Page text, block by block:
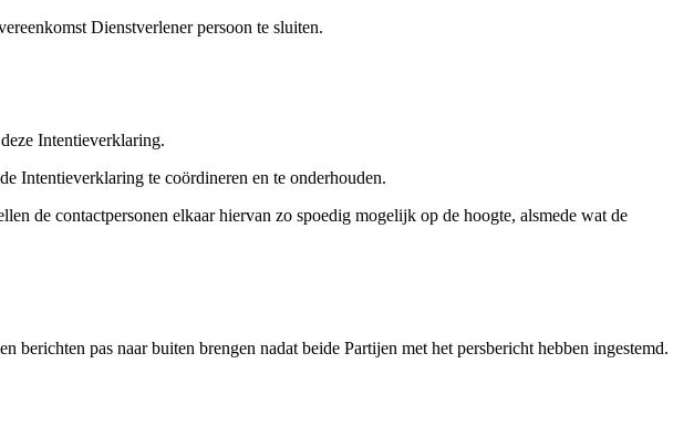
Dienstverlener persoon te sluiten.
Intentieverklaring.
Intentieverklaring te coördineren en te onderhouden.
de contactpersonen elkaar hiervan zo spoedig mogelijk op de hoogte, alsmede wat de
pas naar buiten brengen nadat beide Partijen met het persbericht hebben ingestemd.